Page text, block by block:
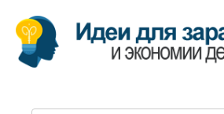
Перейти
контенту